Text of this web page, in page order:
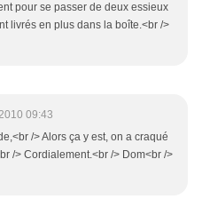
pour se passer de deux essieux
livrés en plus dans la boîte.<br />
09:43
/> Alors ça y est, on a craqué
/> Cordialement.<br /> Dom<br />